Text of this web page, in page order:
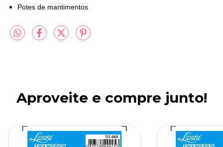
Potes de mantimentos
Aproveite e compre junto!